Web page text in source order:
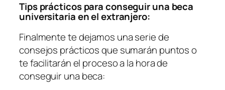
Tips prácticos para conseguir una beca
universitaria en el extranjero:
Finalmente te dejamos una serie de
consejos prácticos que sumarán puntos o
te facilitarán el proceso a la hora de
conseguir una beca: